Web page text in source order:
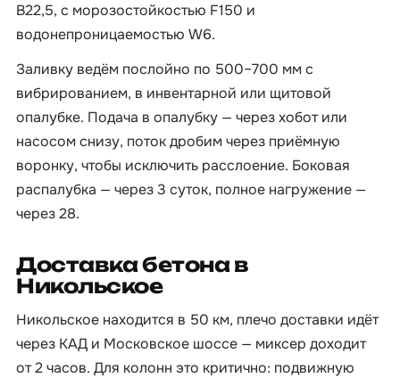
B22,5, с морозостойкостью F150 и
водонепроницаемостью W6.
Заливку ведём послойно по 500–700 мм с
вибрированием, в инвентарной или щитовой
опалубке. Подача в опалубку — через хобот или
насосом снизу, поток дробим через приёмную
воронку, чтобы исключить расслоение. Боковая
распалубка — через 3 суток, полное нагружение —
через 28.
Доставка бетона в
Никольское
Никольское находится в 50 км, плечо доставки идёт
через КАД и Московское шоссе — миксер доходит
от 2 часов. Для колонн это критично: подвижную